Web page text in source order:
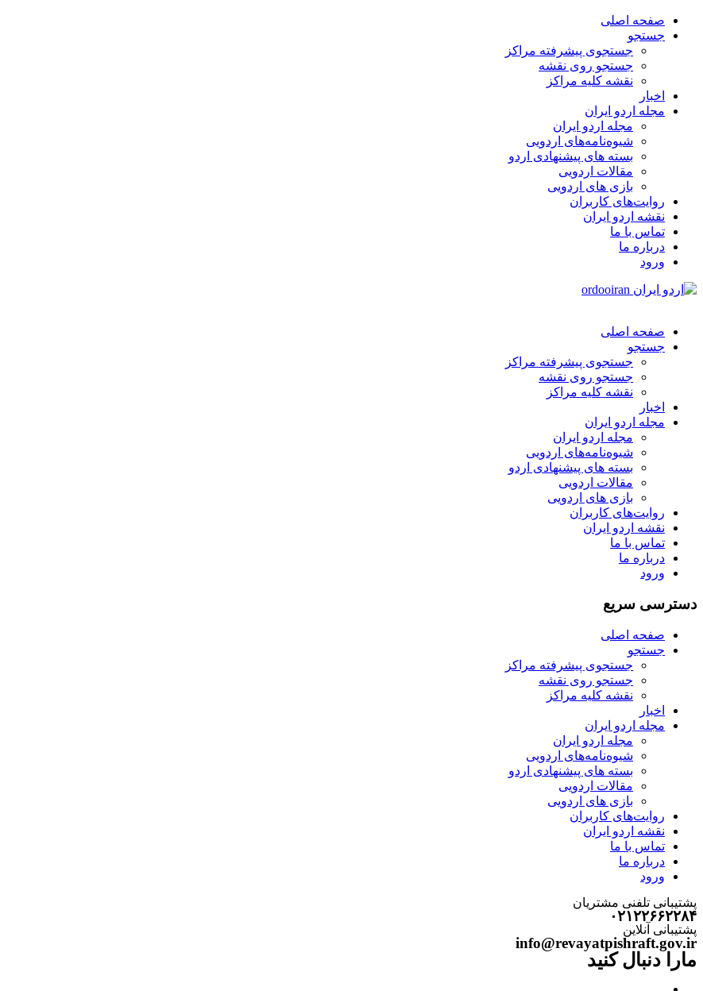
صفحه اصلی
جستجو
جستجوی پیشرفته مراکز
جستجو روی نقشه
نقشه کلیه مراکز
اخبار
مجله اردو ایران
مجله اردو ایران
شیوه‌نامه‌های اردویی
بسته های پیشنهادی اردو
مقالات اردویی
بازی های اردویی
روایت‌های کاربران
نقشه اردو ایران
تماس با ما
درباره ما
ورود
صفحه اصلی
جستجو
جستجوی پیشرفته مراکز
جستجو روی نقشه
نقشه کلیه مراکز
اخبار
مجله اردو ایران
مجله اردو ایران
شیوه‌نامه‌های اردویی
بسته های پیشنهادی اردو
مقالات اردویی
بازی های اردویی
روایت‌های کاربران
نقشه اردو ایران
تماس با ما
درباره ما
ورود
دسترسی سریع
صفحه اصلی
جستجو
جستجوی پیشرفته مراکز
جستجو روی نقشه
نقشه کلیه مراکز
اخبار
مجله اردو ایران
مجله اردو ایران
شیوه‌نامه‌های اردویی
بسته های پیشنهادی اردو
مقالات اردویی
بازی های اردویی
روایت‌های کاربران
نقشه اردو ایران
تماس با ما
درباره ما
ورود
پشتیبانی تلفنی مشتریان
۰۲۱۲۲۶۶۲۲۸۴
پشتیبانی آنلاین
info@revayatpishraft.gov.ir
مارا دنبال کنید